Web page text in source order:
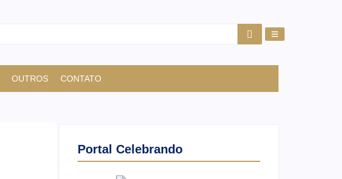
OUTROS CONTATO
Portal Celebrando